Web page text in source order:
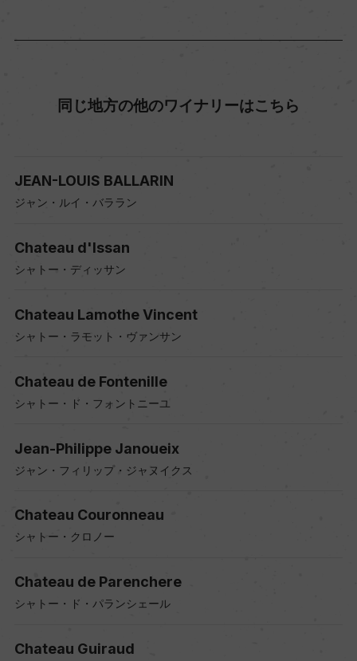
同じ地方の他のワイナリーはこちら
JEAN-LOUIS BALLARIN
ジャン・ルイ・バララン
Chateau d'Issan
シャトー・ディッサン
Chateau Lamothe Vincent
シャトー・ラモット・ヴァンサン
Chateau de Fontenille
シャトー・ド・フォントニーユ
Jean-Philippe Janoueix
ジャン・フィリップ・ジャヌイクス
Chateau Couronneau
シャトー・クロノー
Chateau de Parenchere
シャトー・ド・パランシェール
Chateau Guiraud